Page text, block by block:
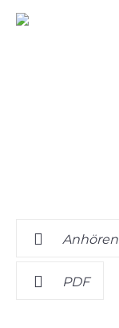
Anhören
PDF